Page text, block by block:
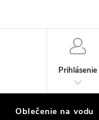
Prihlásenie
Oblečenie na vodu